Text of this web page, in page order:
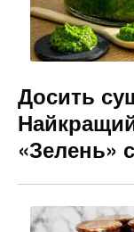
Досить
«Зелень»